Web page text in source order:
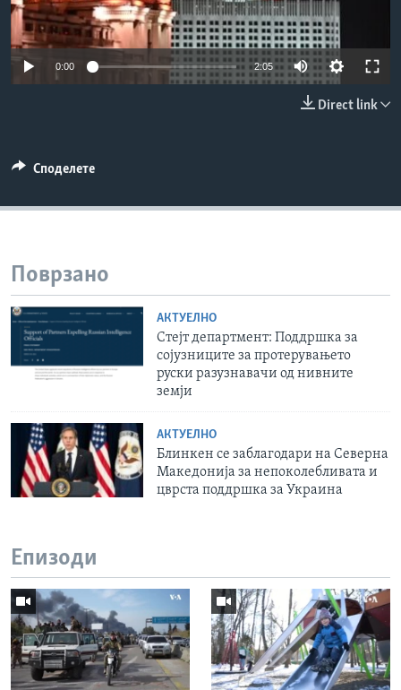
ИНТЕРВЈУА
Јазици
0:00 2:05
Direct link
Споделете
Поврзано
АКТУЕЛНО
Стејт департмент: Поддршка за
сојузниците за протерувањето
руски разузнавачи од нивните
земји
АКТУЕЛНО
Блинкен се заблагодари на Северна
Македонија за непоколебливата и
цврста поддршка за Украина
Епизоди